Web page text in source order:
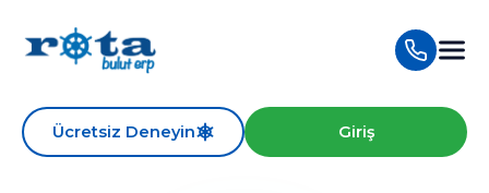
Ücretsiz Deneyin Giriş